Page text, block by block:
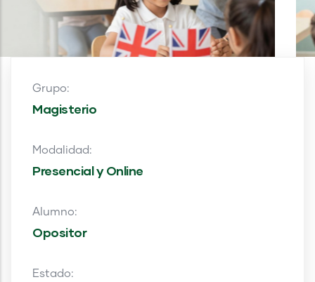
Grupo:
Magisterio
Modalidad:
Presencial y Online
Alumno:
Opositor
Estado: